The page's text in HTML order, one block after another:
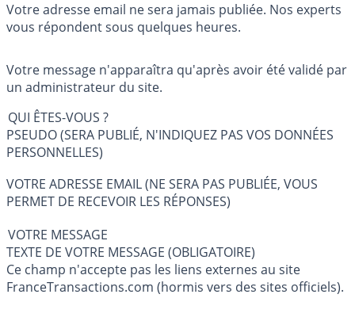
Votre adresse email ne sera jamais publiée. Nos experts
vous répondent sous quelques heures.
Votre message n'apparaîtra qu'après avoir été validé par
un administrateur du site.
QUI ÊTES-VOUS ?
PSEUDO (SERA PUBLIÉ, N'INDIQUEZ PAS VOS DONNÉES
PERSONNELLES)
VOTRE ADRESSE EMAIL (NE SERA PAS PUBLIÉE, VOUS
PERMET DE RECEVOIR LES RÉPONSES)
VOTRE MESSAGE
TEXTE DE VOTRE MESSAGE (OBLIGATOIRE)
Ce champ n'accepte pas les liens externes au site
FranceTransactions.com (hormis vers des sites officiels).